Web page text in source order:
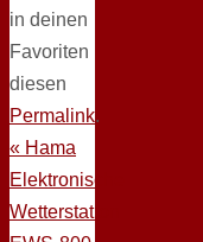
in deinen
Favoriten
diesen
Permalink.
« Hama
Elektronische
Wetterstation